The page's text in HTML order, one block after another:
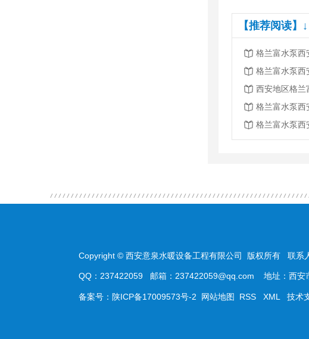
【推荐阅读】↓
格兰富水泵西
格兰富水泵西
西安地区格兰
格兰富水泵西
格兰富水泵西
Copyright © 西安意泉水暖设备工程有限公司 版权所有 联
QQ：237422059 邮箱：237422059@qq.com 地址：西安
备案号： 陕ICP备17009573号-2 网站地图 RSS XML 技术